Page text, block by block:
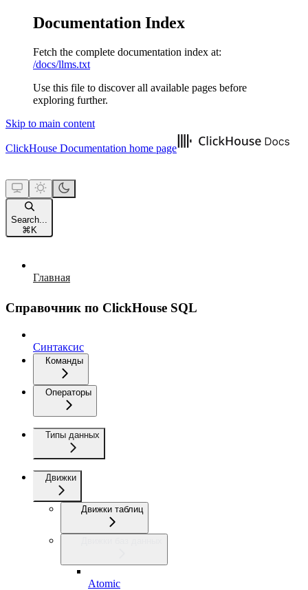
Documentation Index
Fetch the complete documentation index at:
/docs/llms.txt
Use this file to discover all available pages before
exploring further.
Skip to main content
ClickHouse Documentation home page
Search...
⌘ K
Главная
Справочник по ClickHouse SQL
Синтаксис
Команды
Операторы
Типы данных
Движки
Движки таблиц
Atomic